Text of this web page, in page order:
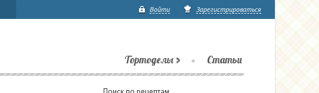
Войти Зарегистрироваться
Тортоделы Статьи